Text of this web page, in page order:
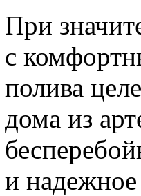
При
с
полива
дома из
и